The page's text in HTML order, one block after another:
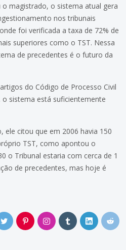
magistrado, o sistema atual gera
nos tribunais
foi verificada a taxa de 72% de
superiores como o TST. Nessa
de precedentes é o futuro da
do Código de Processo Civil
sistema está suficientemente
ele citou que em 2006 havia 150
TST, como apontou o
o Tribunal estaria com cerca de 1
de precedentes, mas hoje é